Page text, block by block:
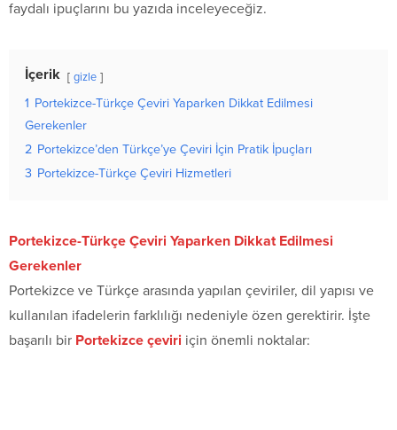
faydalı ipuçlarını bu yazıda inceleyeceğiz.
İçerik gizle
1 Portekizce-Türkçe Çeviri Yaparken Dikkat Edilmesi
Gerekenler
2 Portekizce’den Türkçe’ye Çeviri İçin Pratik İpuçları
3 Portekizce-Türkçe Çeviri Hizmetleri
Portekizce-Türkçe Çeviri Yaparken Dikkat Edilmesi
Gerekenler
Portekizce ve Türkçe arasında yapılan çeviriler, dil yapısı ve
kullanılan ifadelerin farklılığı nedeniyle özen gerektirir. İşte
başarılı bir Portekizce çeviri için önemli noktalar: